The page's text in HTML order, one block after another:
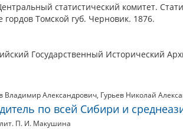
статистический комитет.
гордов Томской губ. Черновик. 1876.
Государственный Исторический
Владимир Александрович, Гурьев Николай
по всей Сибири и
П. И. Макушина